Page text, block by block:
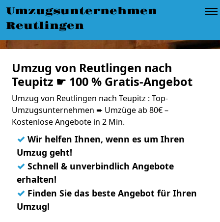
Umzugsunternehmen
Reutlingen
Umzug von Reutlingen nach
Teupitz ☛ 100 % Gratis-Angebot
Umzug von Reutlingen nach Teupitz : Top-
Umzugsunternehmen ➨ Umzüge ab 80€ –
Kostenlose Angebote in 2 Min.
✓ Wir helfen Ihnen, wenn es um Ihren
Umzug geht!
✓ Schnell & unverbindlich Angebote
erhalten!
✓ Finden Sie das beste Angebot für Ihren
Umzug!